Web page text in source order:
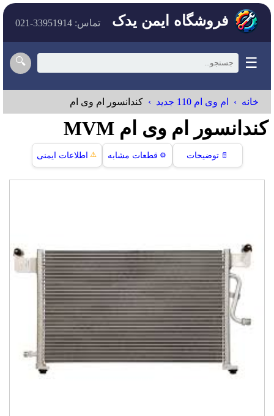
فروشگاه ایمن یدک تماس: 33951914-021
☰
🔍
خانه ام وی ام 110 جدید کندانسور ام وی ام
کندانسور ام وی ام MVM
📄 توضیحات ⚙️ قطعات مشابه ⚠️ اطلاعات ایمنی